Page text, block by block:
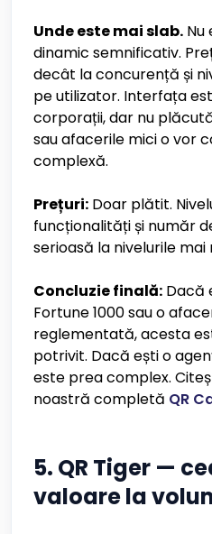
Unde este mai slab. Nu
dinamic semnificativ.
decât la concurență și
pe utilizator. Interfața
corporații, dar nu
sau afacerile mici o vor
complexă.
Prețuri: Doar plătit.
funcționalități și număr
serioasă la nivelurile mai
Concluzie finală: Dacă
Fortune 1000 sau o
reglementată, acesta
potrivit. Dacă ești o
este prea complex.
noastră completă QR
5. QR Tiger —
valoare la